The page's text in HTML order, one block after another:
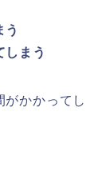
う
しまう
がかかってし